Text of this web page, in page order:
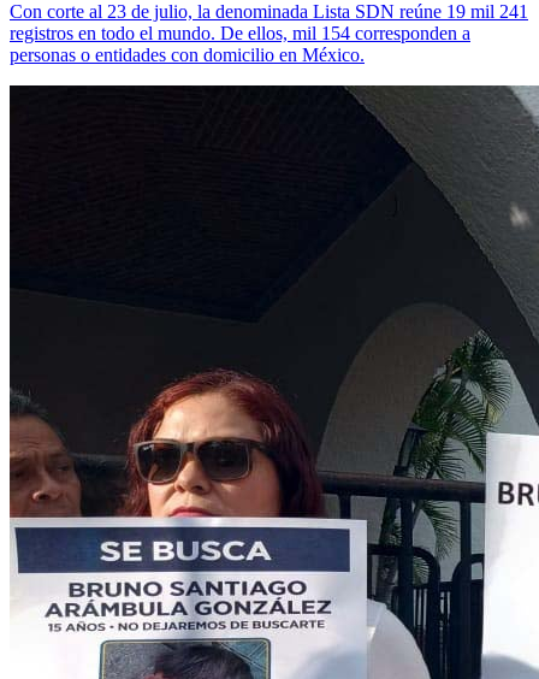
Con corte al 23 de julio, la denominada Lista SDN reúne 19 mil 241
registros en todo el mundo. De ellos, mil 154 corresponden a
personas o entidades con domicilio en México.